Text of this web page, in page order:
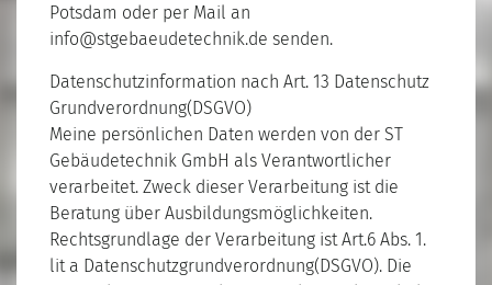
Potsdam oder per Mail an
info@stgebaeudetechnik.de senden.
Datenschutzinformation nach Art. 13 Datenschutz
Grundverordnung(DSGVO)
Meine persönlichen Daten werden von der ST
Gebäudetechnik GmbH als Verantwortlicher
verarbeitet. Zweck dieser Verarbeitung ist die
Beratung über Ausbildungsmöglichkeiten.
Rechtsgrundlage der Verarbeitung ist Art.6 Abs. 1.
lit a Datenschutzgrundverordnung(DSGVO). Die